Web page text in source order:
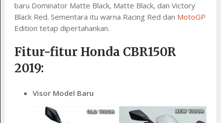
baru Dominator Matte Black, Matte Black, dan Victory
Black Red. Sementara itu warna Racing Red dan MotoGP
Edition tetap dipertahankan.
Fitur-fitur Honda CBR150R
2019:
Visor Model Baru